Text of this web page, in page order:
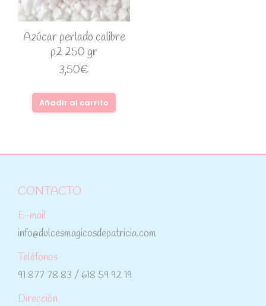
Azúcar perlado calibre
p2 250 gr
3,50€
Añadir al carrito
CONTACTO
E-mail
info@dulcesmagicosdepatricia.com
Teléfonos
91 877 78 83 / 618 59 92 19
Dirección